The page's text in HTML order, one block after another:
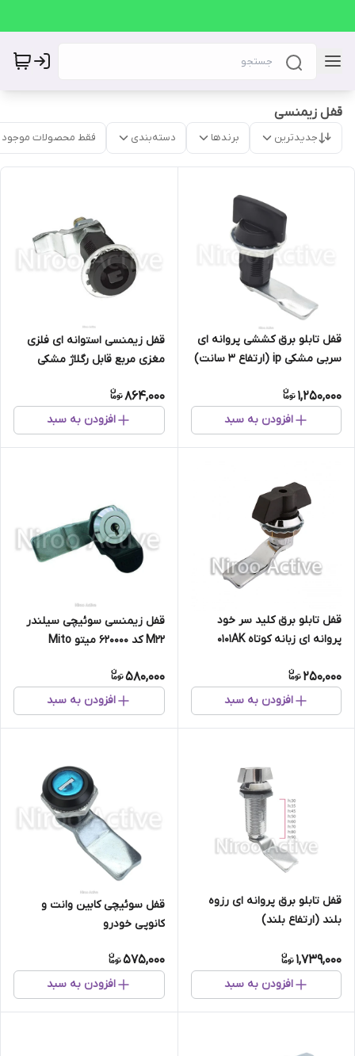
قفل زیمنسی
جدیدترین برندها دسته‌بندی فقط محصولات موجود
قفل تابلو برق کششی پروانه ای
سربی مشکی ip (ارتفاع ۳ سانت)
1,250,000
افزودن به سبد
قفل زیمنسی استوانه ای فلزی
مغزی مربع قابل رگلاژ مشکی
864,000
افزودن به سبد
قفل تابلو برق کلید سر خود
پروانه ای زبانه کوتاه ۰۱۰۱AK
250,000
افزودن به سبد
قفل زیمنسی سوئیچی سیلندر
M۲۲ کد ۶۲۰۰۰۰ میتو Mito
580,000
افزودن به سبد
قفل تابلو برق پروانه ای رزوه
بلند (ارتفاع بلند)
1,739,000
افزودن به سبد
قفل سوئیچی کابین وانت و
کانوپی خودرو
575,000
افزودن به سبد